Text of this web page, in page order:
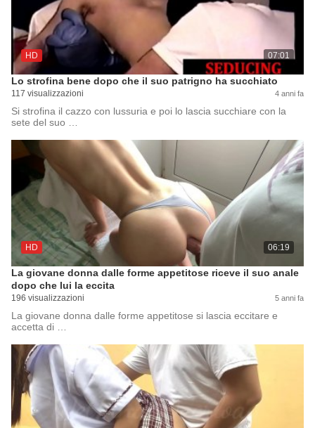
HD 07:01
Lo strofina bene dopo che il suo patrigno ha succhiato
117 visualizzazioni 4 anni fa
Si strofina il cazzo con lussuria e poi lo lascia succhiare con la
sete del suo …
HD 06:19
La giovane donna dalle forme appetitose riceve il suo anale
dopo che lui la eccita
196 visualizzazioni 5 anni fa
La giovane donna dalle forme appetitose si lascia eccitare e
accetta di …